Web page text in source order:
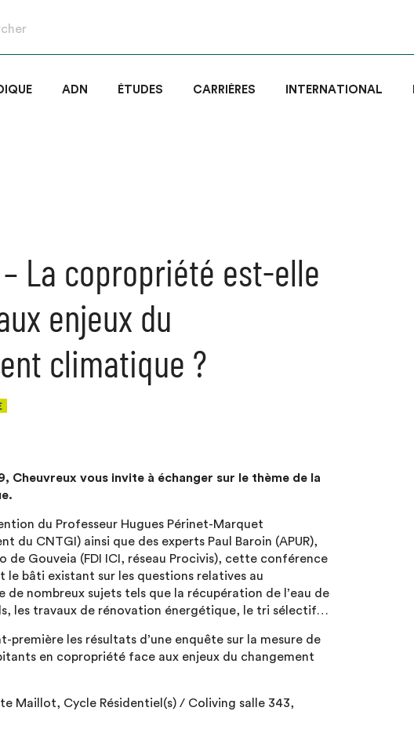
ADN ÉTUDES CARRIÈRES INTERNATIONAL
– La copropriété est-elle
enjeux du
climatique ?
Cheuvreux vous invite à échanger sur le thème de la
du Professeur Hugues Périnet-Marquet
du CNTGI) ainsi que des experts Paul Baroin (APUR),
de Gouveia (FDI ICI, réseau Procivis), cette conférence
le bâti existant sur les questions relatives au
nombreux sujets tels que la récupération de l’eau de
les travaux de rénovation énergétique, le tri sélectif…
les résultats d’une enquête sur la mesure de
en copropriété face aux enjeux du changement
Maillot, Cycle Résidentiel(s) / Coliving salle 343,